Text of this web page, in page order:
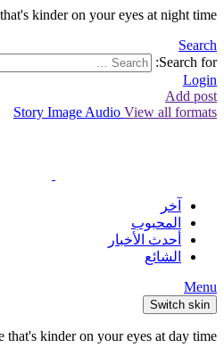
kinder on your eyes at night time.
Search
Search for:
Login
Add post
Story Image Audio View all formats
آخر
المحبوب
أحدث الأخبار
الشائع
Menu
Switch skin
kinder on your eyes at day time.